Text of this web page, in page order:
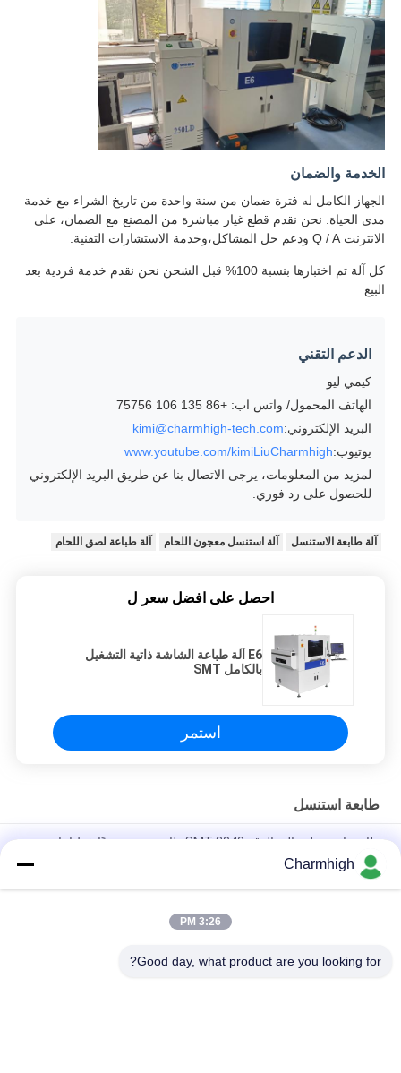
الخدمة والضمان
الجهاز الكامل له فترة ضمان من سنة واحدة من تاريخ الشراء مع خدمة
مدى الحياة. نحن نقدم قطع غيار مباشرة من المصنع مع الضمان، على
الانترنت Q / A ودعم حل المشاكل،وخدمة الاستشارات التقنية.
كل آلة تم اختبارها بنسبة 100% قبل الشحن نحن نقدم خدمة فردية بعد
البيع
الدعم التقني
كيمي ليو
الهاتف المحمول/ واتس اب: +86 135 106 75756
البريد الإلكتروني:kimi@charmhigh-tech.com
يوتيوب:www.youtube.com/kimiLiuCharmhigh
لمزيد من المعلومات، يرجى الاتصال بنا عن طريق البريد الإلكتروني
للحصول على رد فوري.
آلة طابعة الاستنسل آلة استنسل معجون اللحام آلة طباعة لصق اللحام
احصل على افضل سعر ل
E6 آلة طباعة الشاشة ذاتية التشغيل
بالكامل SMT
استمر
طابعة استنسل
طابعة استنسل عالية الدقة 3040 SMT طابعة حرير يدويًا خط إنتاج
SMT
طابعة لصق اللحام شبه الأوتوماتيكية 3250 ، آلة طباعة الشاشة 320 *
Charmhigh
3:26 PM
Good day, what product are you looking for?